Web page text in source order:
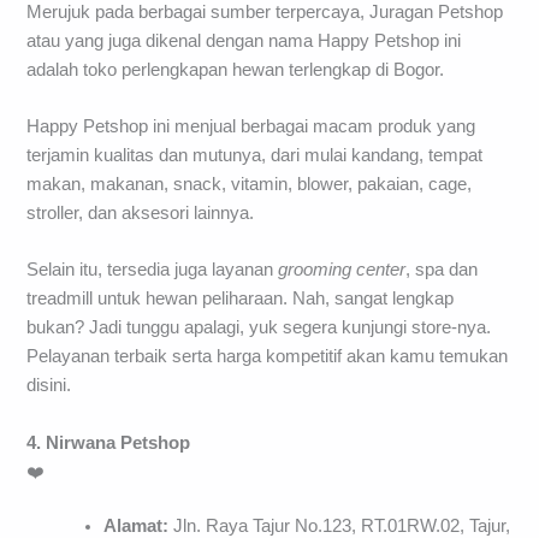
Merujuk pada berbagai sumber terpercaya, Juragan Petshop
atau yang juga dikenal dengan nama Happy Petshop ini
adalah toko perlengkapan hewan terlengkap di Bogor.
Happy Petshop ini menjual berbagai macam produk yang
terjamin kualitas dan mutunya, dari mulai kandang, tempat
makan, makanan, snack, vitamin, blower, pakaian, cage,
stroller, dan aksesori lainnya.
Selain itu, tersedia juga layanangrooming center, spa dan
treadmill untuk hewan peliharaan. Nah, sangat lengkap
bukan? Jadi tunggu apalagi, yuk segera kunjungi store-nya.
Pelayanan terbaik serta harga kompetitif akan kamu temukan
disini.
4. Nirwana Petshop
❤️
Alamat: Jln. Raya Tajur No.123, RT.01RW.02, Tajur,